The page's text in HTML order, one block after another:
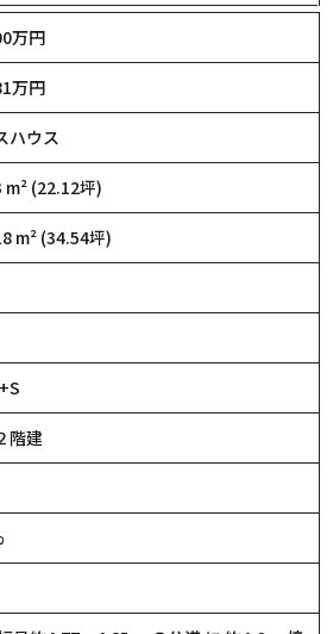
万円
万円
ハウス
m² (22.12坪)
m² (34.54坪)
階建